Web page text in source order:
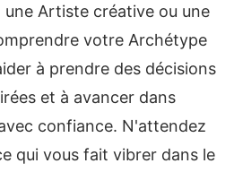
une Artiste créative ou une
votre Archétype
à prendre des décisions
et à avancer dans
confiance. N'attendez
qui vous fait vibrer dans le